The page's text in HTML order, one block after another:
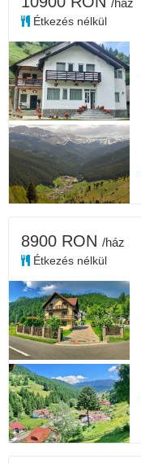
/ház
Étkezés nélkül
8900 RON /ház
Étkezés nélkül